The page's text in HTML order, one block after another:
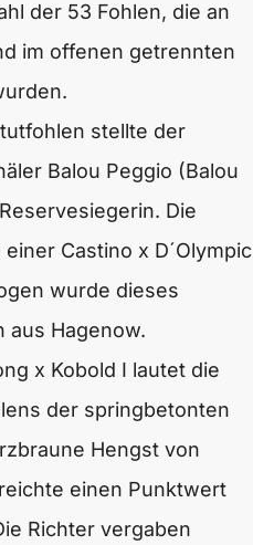
der 53 Fohlen, die an
im offenen getrennten
stellte der
Balou Peggio (Balou
Die
Castino x D´Olympic
wurde dieses
aus Hagenow.
x Kobold I lautet die
der springbetonten
Hengst von
einen Punktwert
Richter vergaben